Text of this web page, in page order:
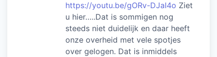
https://youtu.be/gORv-DJaI4o Ziet
u hier…..Dat is sommigen nog
steeds niet duidelijk en daar heeft
onze overheid met vele spotjes
over gelogen. Dat is inmiddels